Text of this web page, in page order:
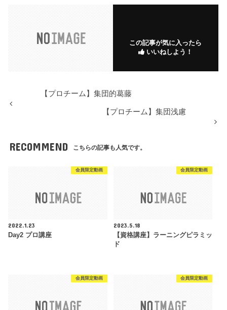
この記事が気に入ったら
いいねしよう！
【プロチーム】集団的葛藤
【プロチーム】集団浅慮
RECOMMEND こちらの記事も人気です。
会員限定動画
2022.1.23
Day2 プロ講座
会員限定動画
2023.5.18
【資格講座】ラーニングピラミッ
ド
会員限定動画 会員限定動画